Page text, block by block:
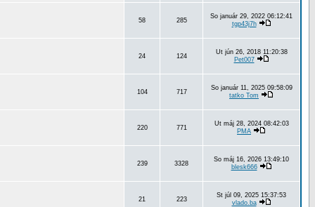
58 285
So január 29, 2022 06:12:41
tgp43j7h
24 124
Ut jún 26, 2018 11:20:38
Pet007
104 717
So január 11, 2025 09:58:09
tatko Tom
220 771
Ut máj 28, 2024 08:42:03
PMA
239 3328
So máj 16, 2026 13:49:10
blesk666
21 223
St júl 09, 2025 15:37:53
vlado.ba